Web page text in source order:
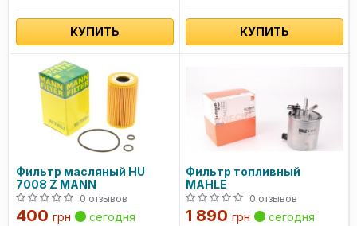
КУПИТЬ КУПИТЬ
Фильтр масляный HU
7008 Z MANN
0 отзывов
400 грн сегодня
Фильтр топливный
MAHLE
0 отзывов
1 890 грн сегодня